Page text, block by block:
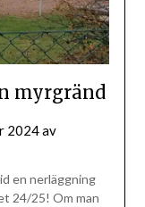
myrgränd
2024av
en nerläggning
24/25! Om man